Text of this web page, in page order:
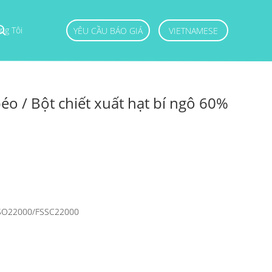
Tôi YÊU CẦU BÁO GIÁ VIETNAMESE
/ Bột chiết xuất hạt bí ngô 60%
FSSC22000